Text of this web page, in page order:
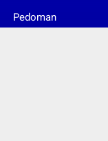
Pedoman